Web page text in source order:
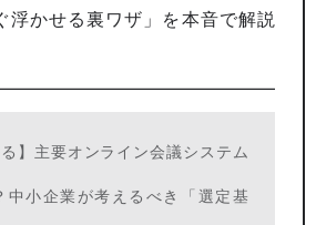
浮かせる裏ワザ」を本音で解説
】主要オンライン会議システム
中小企業が考えるべき「選定基